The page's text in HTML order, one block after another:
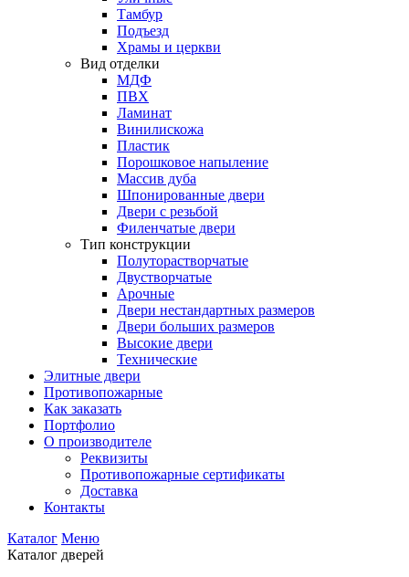
Тамбур
Подъезд
Храмы и церкви
Вид отделки
МДФ
ПВХ
Ламинат
Винилискожа
Пластик
Порошковое напыление
Массив дуба
Шпонированные двери
Двери с резьбой
Филенчатые двери
Тип конструкции
Полуторастворчатые
Двустворчатые
Арочные
Двери нестандартных размеров
Двери больших размеров
Высокие двери
Технические
Элитные двери
Противопожарные
Как заказать
Портфолио
О производителе
Реквизиты
Противопожарные сертификаты
Доставка
Контакты
Каталог Меню
Каталог дверей